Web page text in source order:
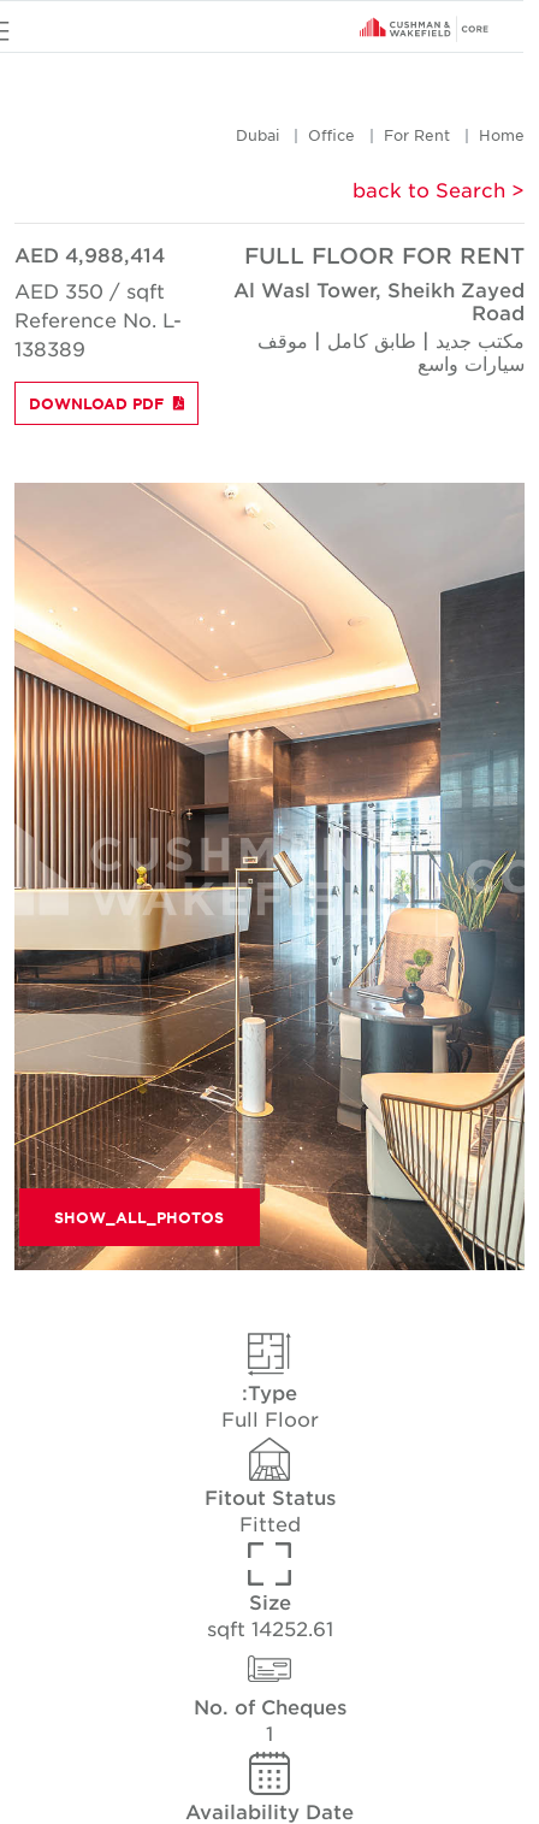
Home
For Rent
Office
Dubai
< back to Search
FULL FLOOR FOR RENT
Al Wasl Tower, Sheikh Zayed
Road
مكتب جديد | طابق كامل | موقف
سيارات واسع
AED 4,988,414
AED 350 / sqft
Reference No. L-
138389
DOWNLOAD PDF
SHOW_ALL_PHOTOS
Type:
Full Floor
Fitout Status
Fitted
Size
14252.61 sqft
No. of Cheques
Availability Date